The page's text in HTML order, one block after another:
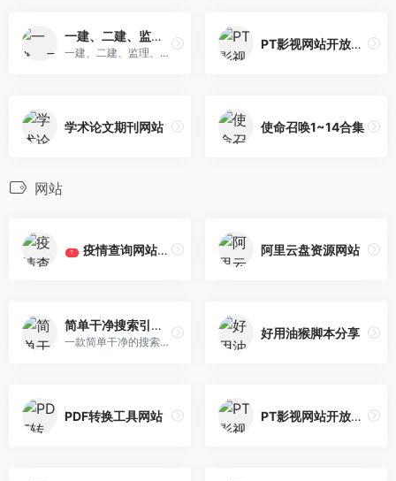
一建、二建、监理、造价全科目课程加资料（2021年）
一建、二建、监理、造价全科目课程加资料（2021年）
PT影视网站开放注册
学术论文期刊网站 使命召唤1~14合集
网站
T 疫情查询网站集合 阿里云盘资源网站
简单干净搜索引擎F搜
一款简单干净的搜索引擎F搜
好用油猴脚本分享
PDF转换工具网站 PT影视网站开放注册